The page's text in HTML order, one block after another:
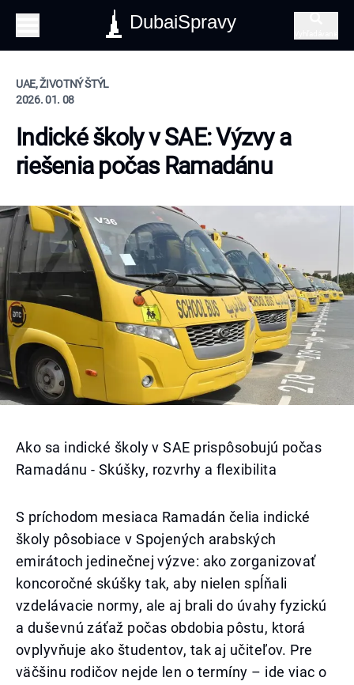
DubaiSpravy
UAE, ŽIVOTNÝ ŠTÝL
2026. 01. 08
Indické školy v SAE: Výzvy a
riešenia počas Ramadánu
Ako sa indické školy v SAE prispôsobujú počas
Ramadánu - Skúšky, rozvrhy a flexibilita
S príchodom mesiaca Ramadán čelia indické
školy pôsobiace v Spojených arabských
emirátoch jedinečnej výzve: ako zorganizovať
koncoročné skúšky tak, aby nielen spĺňali
vzdelávacie normy, ale aj brali do úvahy fyzickú
a duševnú záťaž počas obdobia pôstu, ktorá
ovplyvňuje ako študentov, tak aj učiteľov. Pre
väčšinu rodičov nejde len o termíny – ide viac o